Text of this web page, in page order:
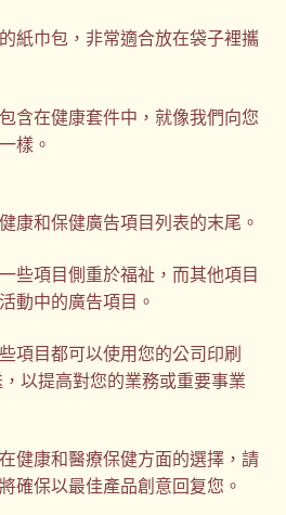
紙巾包，非常適合放在袋子裡攜
含在健康套件中，就像我們向您
樣。
康和保健廣告項目列表的末尾。
些項目側重於福祉，而其他項目
動中的廣告項目。
項目都可以使用您的公司印刷
以提高對您的業務或重要事業
健康和醫療保健方面的選擇，請
確保以最佳產品創意回复您。